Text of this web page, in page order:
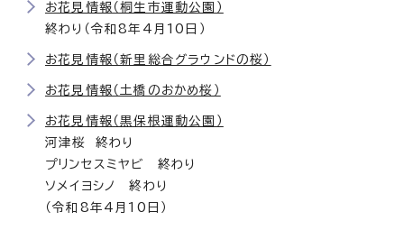
お花見情報（桐生市運動公園）
終わり（令和8年4月10日）
お花見情報（新里総合グラウンドの桜）
お花見情報（土橋のおかめ桜）
お花見情報（黒保根運動公園）
河津桜 終わり
プリンセスミヤビ 終わり
ソメイヨシノ 終わり
（令和8年4月10日）